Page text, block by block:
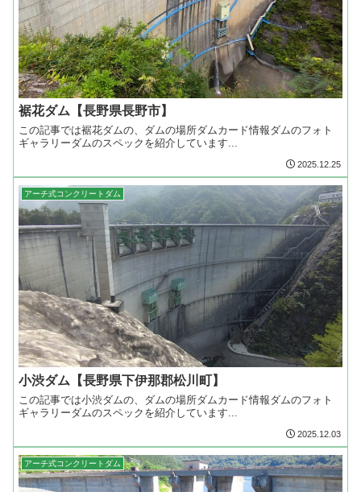
裾花ダム【長野県長野市】
この記事では裾花ダムの、ダムの場所ダムカード情報ダムのフォト
ギャラリーダムのスペックを紹介しています...
2025.12.25
アーチ式コンクリートダム
小渋ダム【長野県下伊那郡松川町】
この記事では小渋ダムの、ダムの場所ダムカード情報ダムのフォト
ギャラリーダムのスペックを紹介しています...
2025.12.03
アーチ式コンクリートダム